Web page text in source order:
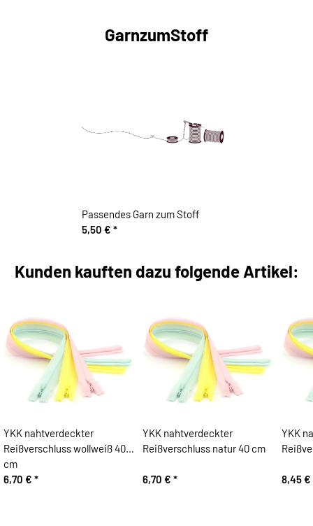
GarnzumStoff
Passendes Garn zum Stoff
5,50 € *
Kunden kauften dazu folgende Artikel:
YKK nahtverdeckter
Reißverschluss wollweiß 40
cm
6,70 € *
YKK nahtverdeckter
Reißverschluss natur 40 cm
6,70 € *
YKK
8,45 €